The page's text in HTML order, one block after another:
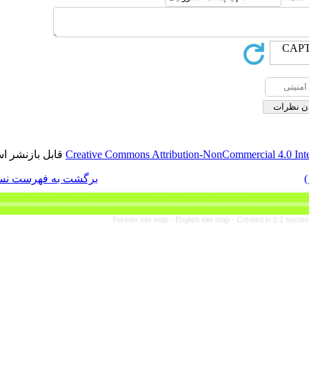
Creative Commonsقابل بازنشر است.
Persian site map -